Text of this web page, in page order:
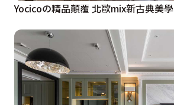
Yocicoの精品顛覆 北歐mix新古典美學